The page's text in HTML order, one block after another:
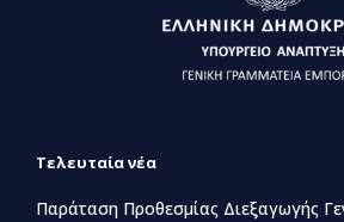
Τελευταία νέα
Παράταση Προθεσμίας Διεξαγωγής